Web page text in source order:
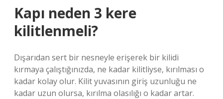
Kapı neden 3 kere
kilitlenmeli?
Dışarıdan sert bir nesneyle erişerek bir kilidi
kırmaya çalıştığınızda, ne kadar kilitliyse, kırılması o
kadar kolay olur. Kilit yuvasının giriş uzunluğu ne
kadar uzun olursa, kırılma olasılığı o kadar artar.